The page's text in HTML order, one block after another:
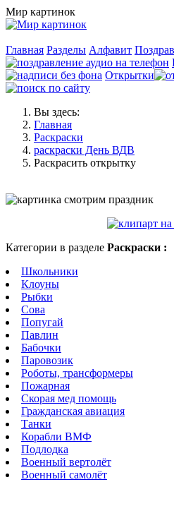
Мир картинок
Главная Разделы Алфавит
Открытки
Вы здесь:
Главная
Раскраски
раскраски День ВДВ
Раскрасить открытку
Категории в разделе Раскраски :
Школьники
Клоуны
Рыбки
Сова
Попугай
Павлин
Бабочки
Паровозик
Роботы, трансформеры
Пожарная
Скорая мед помощь
Гражданская авиация
Танки
Корабли ВМФ
Подлодка
Военный вертолёт
Военный самолёт